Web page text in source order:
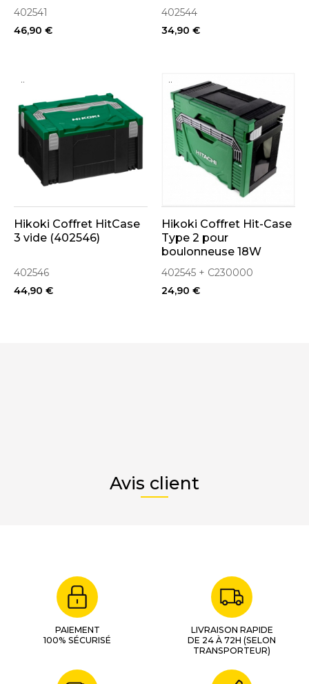
402541
46,90 €
402544
34,90 €
..
Hikoki Coffret HitCase
3 vide (402546)
402546
44,90 €
..
Hikoki Coffret Hit-Case
Type 2 pour
boulonneuse 18W
WR18DH (Mousse &
Moulage Inclus)
402545 + C230000
24,90 €
Avis client
PAIEMENT
100% SÉCURISÉ
LIVRAISON RAPIDE
DE 24 À 72H (SELON
TRANSPORTEUR)